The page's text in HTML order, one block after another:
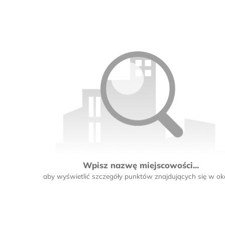
Wpisz nazwę miejscowości...
aby wyświetlić szczegóły punktów znajdujących się w